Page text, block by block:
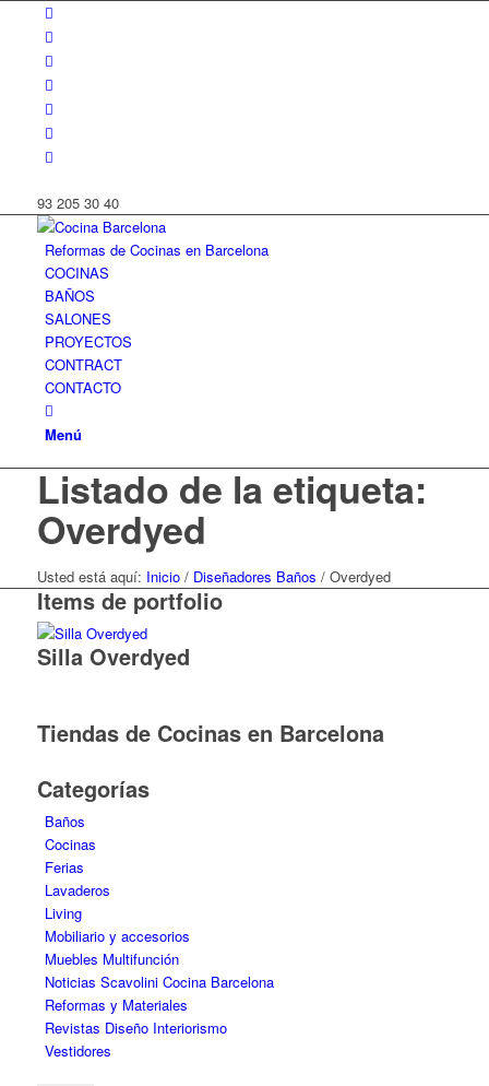
93 205 30 40
Reformas de Cocinas en Barcelona
COCINAS
BAÑOS
SALONES
PROYECTOS
CONTRACT
CONTACTO
Menú
Listado de la etiqueta:
Overdyed
Usted está aquí: Inicio / Diseñadores Baños / Overdyed
Items de portfolio
Silla Overdyed
Tiendas de Cocinas en Barcelona
Categorías
Baños
Cocinas
Ferias
Lavaderos
Living
Mobiliario y accesorios
Muebles Multifunción
Noticias Scavolini Cocina Barcelona
Reformas y Materiales
Revistas Diseño Interiorismo
Vestidores